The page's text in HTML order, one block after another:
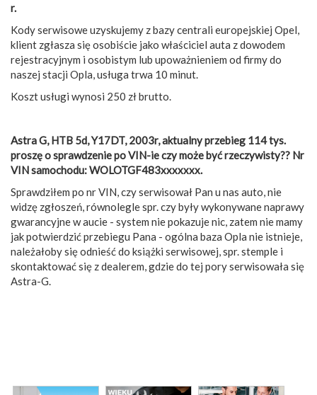
r.
Kody serwisowe uzyskujemy z bazy centrali europejskiej Opel,
klient zgłasza się osobiście jako właściciel auta z dowodem
rejestracyjnym i osobistym lub upoważnieniem od firmy do
naszej stacji Opla, usługa trwa 10 minut.
Koszt usługi wynosi 250 zł brutto.
Astra G, HTB 5d, Y17DT, 2003r, aktualny przebieg 114 tys.
proszę o sprawdzenie po VIN-ie czy może być rzeczywisty?? Nr
VIN samochodu: WOLOTGF483xxxxxxx.
Sprawdziłem po nr VIN, czy serwisował Pan u nas auto, nie
widzę zgłoszeń, równolegle spr. czy były wykonywane naprawy
gwarancyjne w aucie - system nie pokazuje nic, zatem nie mamy
jak potwierdzić przebiegu Pana - ogólna baza Opla nie istnieje,
należałoby się odnieść do książki serwisowej, spr. stemple i
skontaktować się z dealerem, gdzie do tej pory serwisowała się
Astra-G.